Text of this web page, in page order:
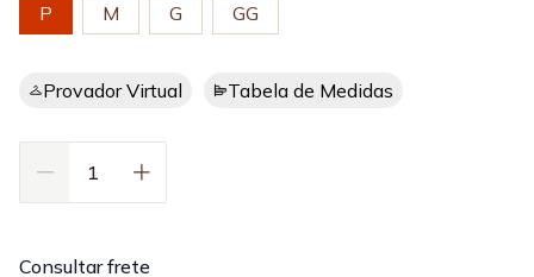
P M G GG
Provador Virtual Tabela de Medidas